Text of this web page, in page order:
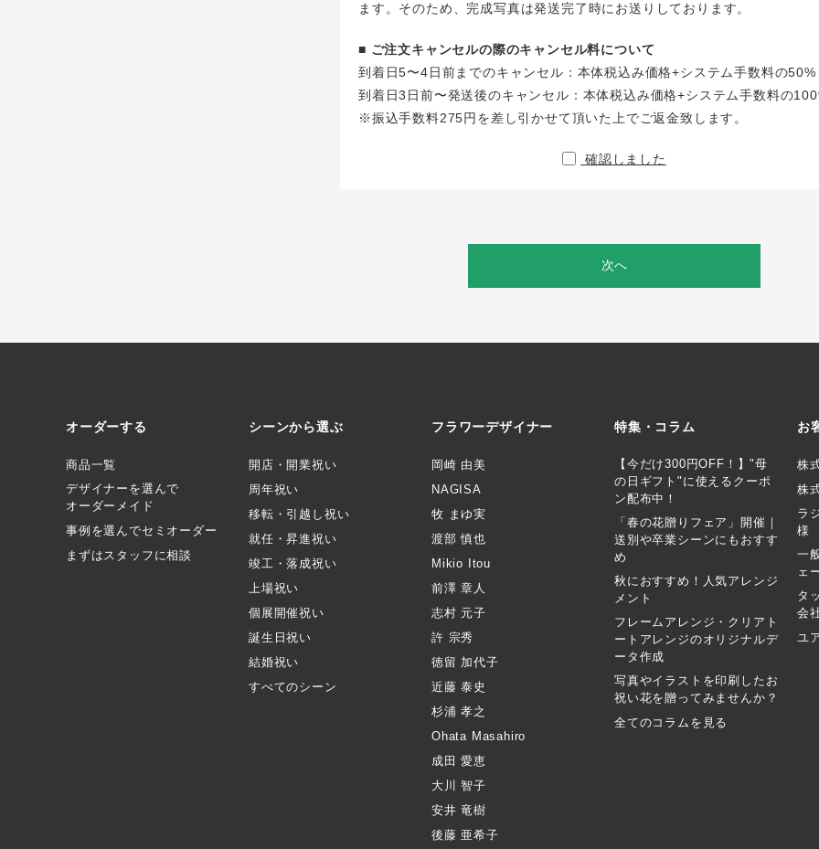
ます。そのため、完成写真は発送完了時にお送りしております。
■ ご注文キャンセルの際のキャンセル料について
到着日5〜4日前までのキャンセル：本体税込み価格+システム手数料の50%
到着日3日前〜発送後のキャンセル：本体税込み価格+システム手数料の
※振込手数料275円を差し引かせて頂いた上でご返金致します。
確認しました
次へ
オーダーする
商品一覧
デザイナーを選んで
オーダーメイド
事例を選んでセミオーダー
まずはスタッフに相談
シーンから選ぶ
開店・開業祝い
周年祝い
移転・引越し祝い
就任・昇進祝い
竣工・落成祝い
上場祝い
個展開催祝い
誕生日祝い
結婚祝い
すべてのシーン
フラワーデザイナー
岡崎 由美
NAGISA
牧 まゆ実
渡部 慎也
Mikio Itou
前澤 章人
志村 元子
許 宗秀
徳留 加代子
近藤 泰史
杉浦 孝之
Ohata Masahiro
成田 愛恵
大川 智子
安井 竜樹
後藤 亜希子
特集・コラム
【今だけ300円OFF！】"母
の日ギフト"に使えるクーポ
ン配布中！
「春の花贈りフェア」開催｜
送別や卒業シーンにもおすす
め
秋におすすめ！人気アレンジ
メント
フレームアレンジ・クリアト
ートアレンジのオリジナルデ
ータ作成
写真やイラストを印刷したお
祝い花を贈ってみませんか？
全てのコラムを見る
お
株
株
ラ
様
一
ェ
タ
会
ユ